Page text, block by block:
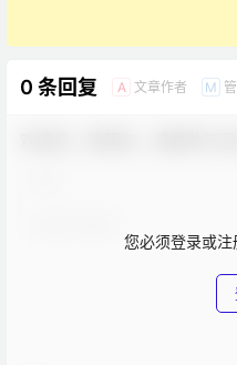
0 条回复 A 文章作者 M
您必须登录或